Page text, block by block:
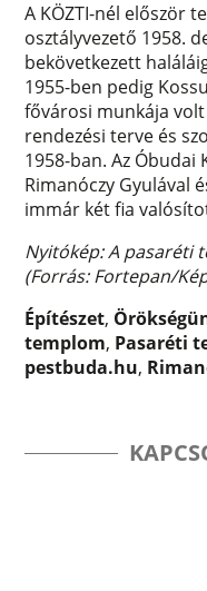
A KÖZTI-nél először
osztályvezető 1958.
bekövetkezett
1955-ben pedig
fővárosi munkája
rendezési terve és
1958-ban. Az Óbudai
Rimanóczy Gyulával
immár két fia
Nyitókép: A pasaréti
(Forrás: Fortepan/
Építészet,
templom, Pasaréti
pestbuda.hu,